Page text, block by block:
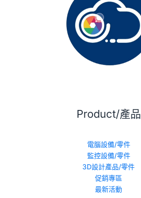
Product/產品
電腦設備/零件
監控設備/零件
3D設計產品/零件
促銷專區
最新活動